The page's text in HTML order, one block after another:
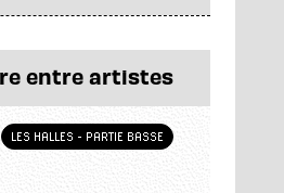
entre artistes
LES HALLES - PARTIE BASSE